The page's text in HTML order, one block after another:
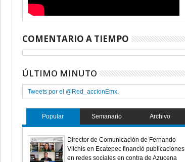
COMENTARIO A TIEMPO
ÚLTIMO MINUTO
Tweets por el @Red_accionEmx.
Popular Semanario Archivo
Director de Comunicación de Fernando
Vilchis en Ecatepec financió publicaciones
en redes sociales en contra de Azucena